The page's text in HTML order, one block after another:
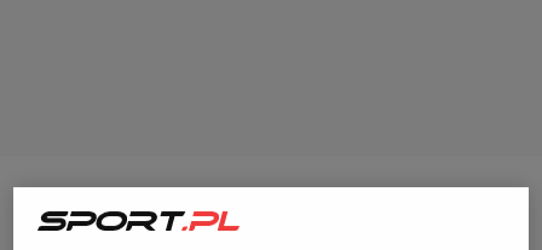
Po wyjazdowej wygranej z TSC w play-offach Ligi